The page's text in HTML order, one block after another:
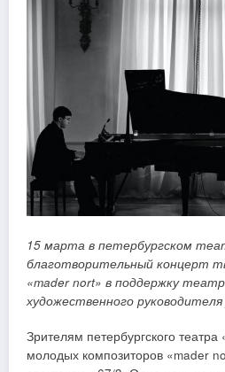
15 марта в петербургском
благотворительный концерт т
«mader nort» в поддержку
художественного
Зрителям петербургского
молодых композиторов «mader